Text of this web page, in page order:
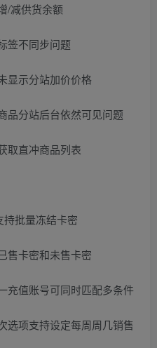
/减供货余额
签不同步问题
显示分站加价价格
品分站后台依然可见问题
取直冲商品列表
持批量冻结卡密
售卡密和未售卡密
充值账号可同时匹配多条件
选项支持设定每周周几销售